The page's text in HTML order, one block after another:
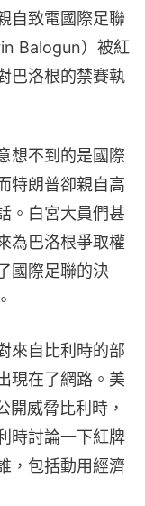
自致電國際足聯
Balogun）被紅
巴洛根的禁賽執
想不到的是國際
特朗普卻親自高
。白宮大員們甚
為巴洛根爭取權
國際足聯的決
來自比利時的部
現在了網路。美
開威脅比利時，
時討論一下紅牌
，包括動用經濟